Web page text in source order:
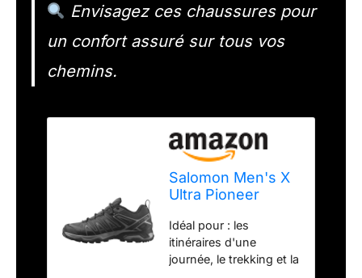
Envisagez ces chaussures pour
un confort assuré sur tous vos
chemins.
Salomon Men's X
Ultra Pioneer
Waterproof Hiking
Shoes Trail
Running, Phantom
Idéal pour : les
itinéraires d'une
journée, le trekking et la